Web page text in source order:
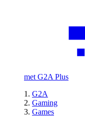
met G2A Plus
G2A
Gaming
Games